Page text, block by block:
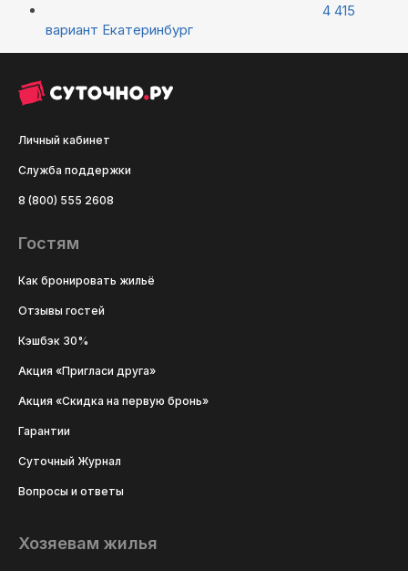
4 415
вариант Екатеринбург
Личный кабинет
Служба поддержки
8 (800) 555 2608
Гостям
Как бронировать жильё
Отзывы гостей
Кэшбэк 30%
Акция «Пригласи друга»
Акция «Скидка на первую бронь»
Гарантии
Суточный Журнал
Вопросы и ответы
Хозяевам жилья